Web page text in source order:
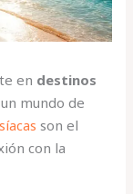
en destinos
mundo de
son el
con la